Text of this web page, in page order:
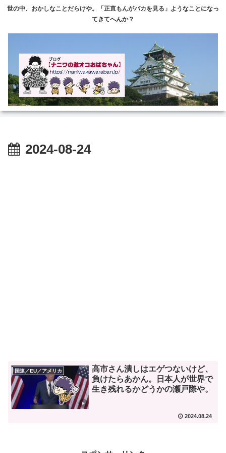
世の中、おかしなことだらけや。「正直もんがバカを見る」ようなことになっ
てきてへんか？
2024-08-24
国連／EU／アメリカ
高市さん潰しはエゲつないけど、
負けたらあかん。日本人が世界で
生き残れるかどうかの瀬戸際や。
2024.08.24